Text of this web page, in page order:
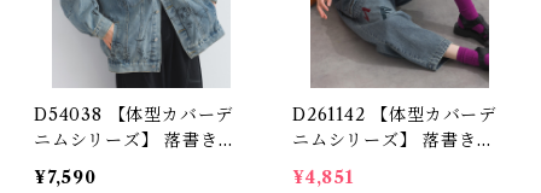
D54038 【体型カバーデ
ニムシリーズ】 落書きプ
リントデニムパーカージャ
¥7,590
D261142 【体型カバーデ
ニムシリーズ】 落書きパ
ッチワークデニムパンツ /
¥4,851